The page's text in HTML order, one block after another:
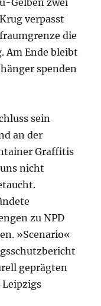
verpasst
die
Am Ende bleibt
spenden
sein
an der
Graffitis
nicht
zu NPD
»Scenario«
geprägten